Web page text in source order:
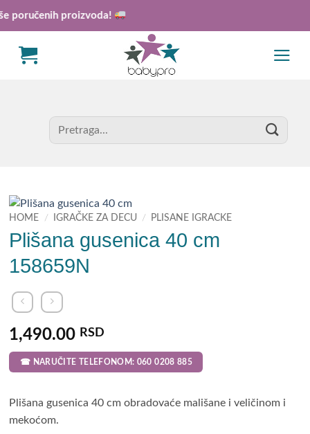
proizvoda!
Search
for:
HOME / IGRAČKE ZA DECU / PLISANE IGRACKE
Plišana gusenica 40 cm
158659N
1,490.00 RSD
☎ NARUČITE TELEFONOM: 060 0208 885
Plišana gusenica 40 cm obradovaće mališane i veličinom i
mekoćom.